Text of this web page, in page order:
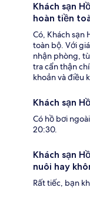
Khách sạn
hoàn tiền
Có, Khách sạn
toàn bộ. Với
nhận phòng,
tra cẩn thận
khoản và điều
Khách sạn
Có hồ bơi
20:30.
Khách sạn
nuôi hay
Rất tiếc, bạn